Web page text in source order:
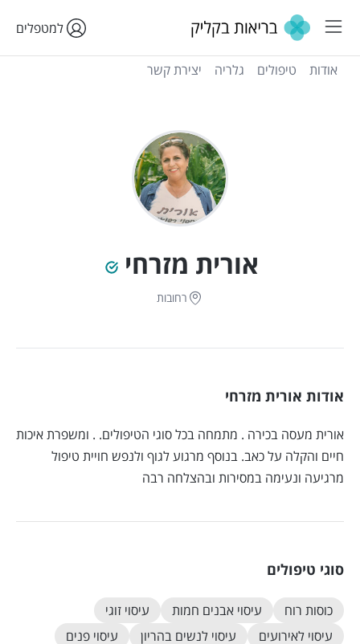
למטפלים
אורית מזרחי
רחובות
אודות טיפולים גלריה יצירת קשר
אודות אורית מזרחי
אורית מעסה בכירה . מתמחה בכל סוגי הטיפולים. . ומשפרת איכות
חיים והקלה על כאב. בנוסף מרגוע לגוף ולנפש חויית טיפול
מרגיעה ונעימה במסירות ובהצלחה רבה
סוגי טיפולים
כוסות רוח עיסוי אבנים חמות
עיסוי זוגי
עיסוי לאירועים
עיסוי לנשים בהריון
עיסוי פנים